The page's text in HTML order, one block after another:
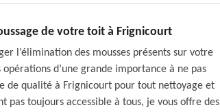
de votre toit à Frignicourt
l’élimination des mousses présents sur votre
d’une grande importance à ne pas
de qualité à Frignicourt pour tout nettoyage et
pas toujours accessible à tous, je vous offre des